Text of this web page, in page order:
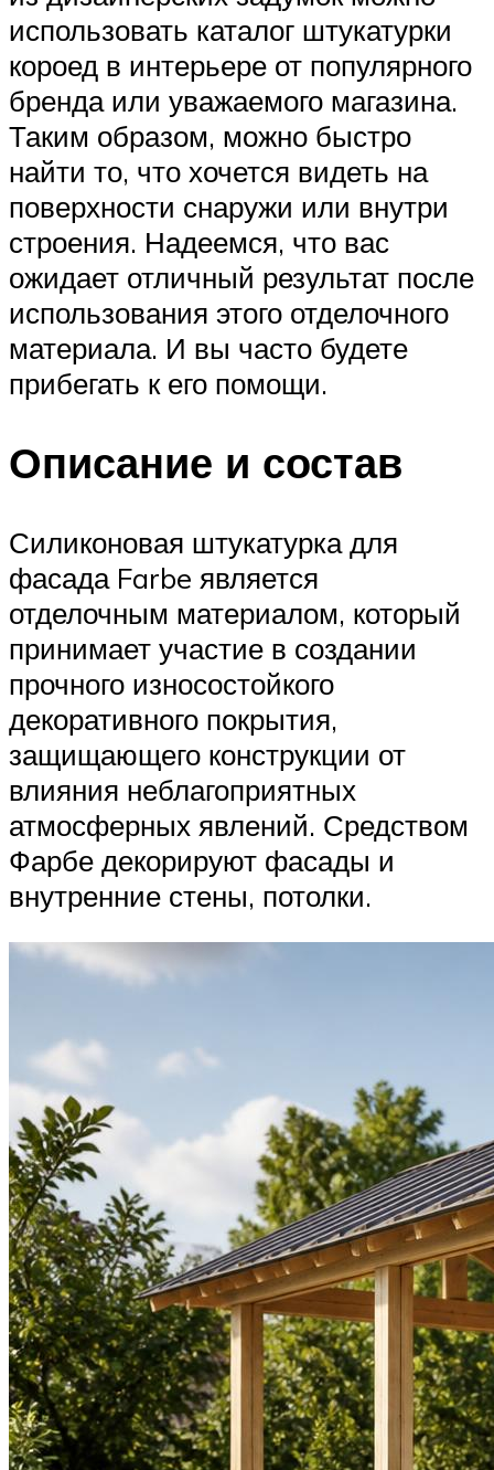
использовать каталог штукатурки
короед в интерьере от популярного
бренда или уважаемого магазина.
Таким образом, можно быстро
найти то, что хочется видеть на
поверхности снаружи или внутри
строения. Надеемся, что вас
ожидает отличный результат после
использования этого отделочного
материала. И вы часто будете
прибегать к его помощи.
Описание и состав
Силиконовая штукатурка для
фасада Farbe является
отделочным материалом, который
принимает участие в создании
прочного износостойкого
декоративного покрытия,
защищающего конструкции от
влияния неблагоприятных
атмосферных явлений. Средством
Фарбе декорируют фасады и
внутренние стены, потолки.